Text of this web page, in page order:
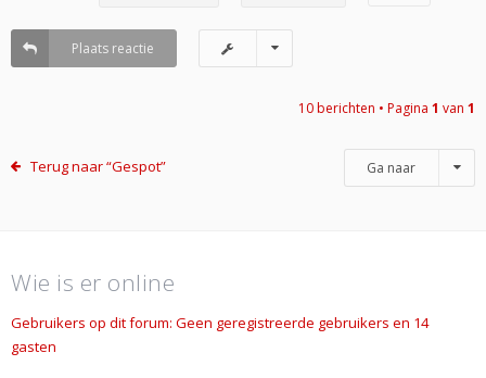
Plaats reactie
10 berichten • Pagina 1 van 1
Terug naar “Gespot” Ga naar
Wie is er online
Gebruikers op dit forum: Geen geregistreerde gebruikers en 14
gasten